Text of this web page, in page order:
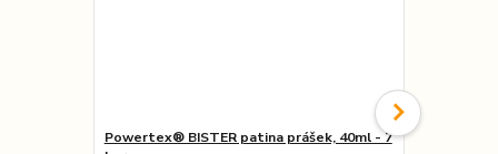
Powertex® BISTER patina prášek, 40ml - 7